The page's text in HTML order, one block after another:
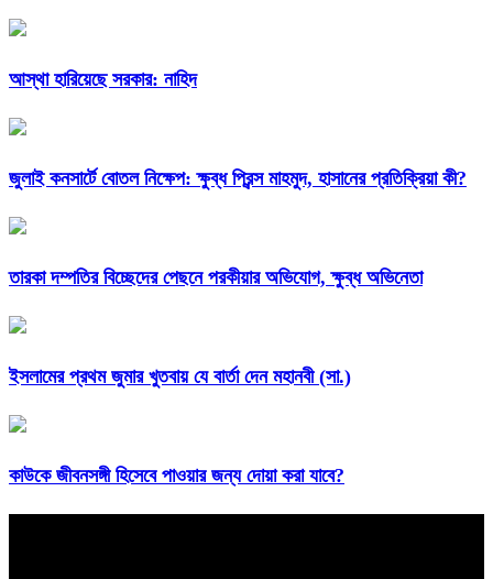
আস্থা হারিয়েছে সরকার: নাহিদ
জুলাই কনসার্টে বোতল নিক্ষেপ: ক্ষুব্ধ প্রিন্স মাহমুদ, হাসানের প্রতিক্রিয়া কী?
তারকা দম্পতির বিচ্ছেদের পেছনে পরকীয়ার অভিযোগ, ক্ষুব্ধ অভিনেতা
ইসলামের প্রথম জুমার খুতবায় যে বার্তা দেন মহানবী (সা.)
কাউকে জীবনসঙ্গী হিসেবে পাওয়ার জন্য দোয়া করা যাবে?